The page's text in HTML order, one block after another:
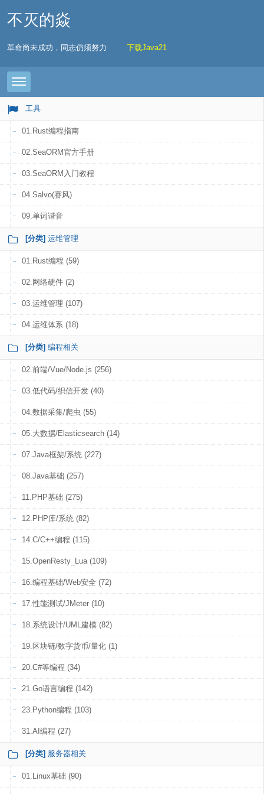
不灭的焱
革命尚未成功，同志仍须努力 下载Java21
Toggle navigation
工具
01.Rust编程指南
02.SeaORM官方手册
03.SeaORM入门教程
04.Salvo(赛风)
09.单词谐音
[分类] 运维管理
01.Rust编程 (59)
02.网络硬件 (2)
03.运维管理 (107)
04.运维体系 (18)
[分类] 编程相关
02.前端/Vue/Node.js (256)
03.低代码/织信开发 (40)
04.数据采集/爬虫 (55)
05.大数据/Elasticsearch (14)
07.Java框架/系统 (227)
08.Java基础 (257)
11.PHP基础 (275)
12.PHP库/系统 (82)
14.C/C++编程 (115)
15.OpenResty_Lua (109)
16.编程基础/Web安全 (72)
17.性能测试/JMeter (10)
18.系统设计/UML建模 (82)
19.区块链/数字货币/量化 (1)
20.C#等编程 (34)
21.Go语言编程 (142)
23.Python编程 (103)
31.AI编程 (27)
[分类] 服务器相关
01.Linux基础 (90)